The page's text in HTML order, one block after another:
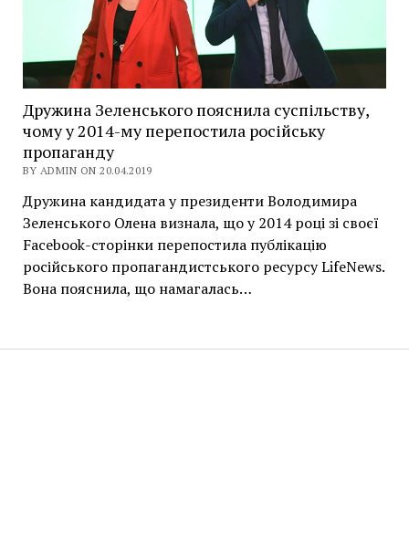
Дружина Зеленського пояснила суспільству,
чому у 2014-му перепостила російську
пропаганду
BY ADMIN ON 20.04.2019
Дружина кандидата у президенти Володимира
Зеленського Олена визнала, що у 2014 році зі своєї
Facebook-сторінки перепостила публікацію
російського пропагандистського ресурсу LifeNews.
Вона пояснила, що намагалась…